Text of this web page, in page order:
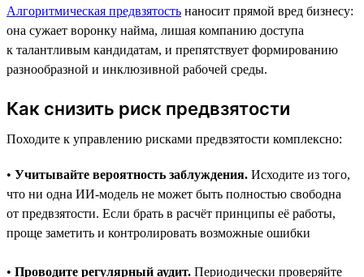
Алгоритмическая предвзятость наносит прямой вред бизнесу:
она сужает воронку найма, лишая компанию доступа
к талантливым кандидатам, и препятствует формированию
разнообразной и инклюзивной рабочей среды.
Как снизить риск предвзятости
Походите к управлению рисками предвзятости комплексно:
• Учитывайте вероятность заблуждения. Исходите из того,
что ни одна ИИ-модель не может быть полностью свободна
от предвзятости. Если брать в расчёт принципы её работы,
проще заметить и контролировать возможные ошибки
• Проводите регулярный аудит. Периодически проверяйте